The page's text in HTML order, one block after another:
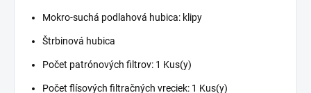
Mokro-suchá podlahová hubica: klipy
Štrbinová hubica
Počet patrónových filtrov: 1 Kus(y)
Počet flísových filtračných vreciek: 1 Kus(y)